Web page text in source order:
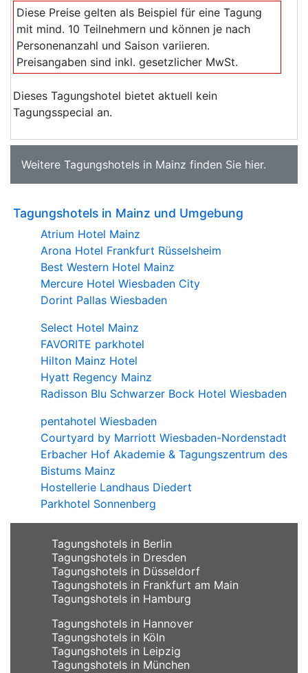
Diese Preise gelten als Beispiel für eine Tagung
mit mind. 10 Teilnehmern und können je nach
Personenanzahl und Saison variieren.
Preisangaben sind inkl. gesetzlicher MwSt.
Dieses Tagungshotel bietet aktuell kein
Tagungsspecial an.
Weitere Tagungshotels in Mainz finden Sie hier.
Tagungshotels in Mainz und Umgebung
Atrium Hotel Mainz
Arona Hotel Frankfurt Rüsselsheim
Best Western Hotel Mainz
Mercure Hotel Wiesbaden City
Dorint Pallas Wiesbaden
Select Hotel Mainz
FAVORITE parkhotel
Hilton Mainz Hotel
Hyatt Regency Mainz
Radisson Blu Schwarzer Bock Hotel Wiesbaden
pentahotel Wiesbaden
Courtyard by Marriott Wiesbaden-Nordenstadt
Erbacher Hof Akademie & Tagungszentrum des
Bistums Mainz
Hostellerie Landhaus Diedert
Parkhotel Sonnenberg
Tagungshotels in Berlin
Tagungshotels in Dresden
Tagungshotels in Düsseldorf
Tagungshotels in Frankfurt am Main
Tagungshotels in Hamburg
Tagungshotels in Hannover
Tagungshotels in Köln
Tagungshotels in Leipzig
Tagungshotels in München